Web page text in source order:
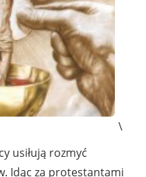
\
usiłują rozmyć
Idąc za protestantami